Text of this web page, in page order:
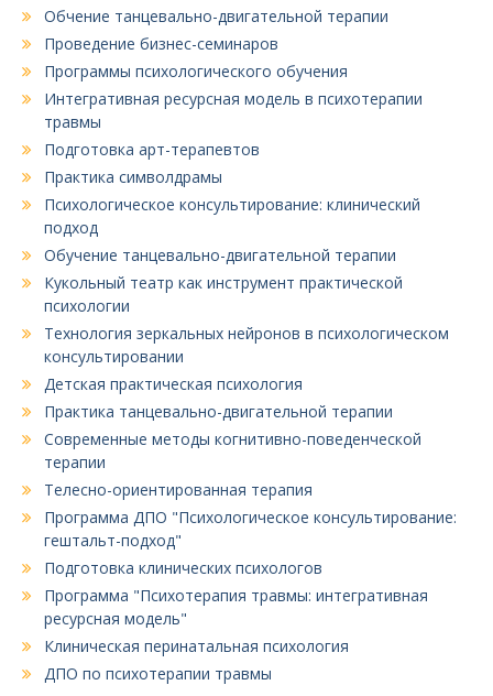
Обчение танцевально-двигательной терапии
Проведение бизнес-семинаров
Программы психологического обучения
Интегративная ресурсная модель в психотерапии
травмы
Подготовка арт-терапевтов
Практика символдрамы
Психологическое консультирование: клинический
подход
Обучение танцевально-двигательной терапии
Кукольный театр как инструмент практической
психологии
Технология зеркальных нейронов в психологическом
консультировании
Детская практическая психология
Практика танцевально-двигательной терапии
Современные методы когнитивно-поведенческой
терапии
Телесно-ориентированная терапия
Программа ДПО "Психологическое консультирование:
гештальт-подход"
Подготовка клинических психологов
Программа "Психотерапия травмы: интегративная
ресурсная модель"
Клиническая перинатальная психология
ДПО по психотерапии травмы